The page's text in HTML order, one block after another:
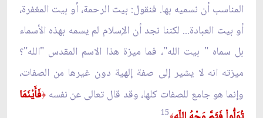
المناسب أن نسميه بها. فنقول: بيت الرحمة، أو بيت المغفرة،
أو بيت العبادة... لكننا نجد أن الإسلام لم يسمه بهذه الأسماء
بل سماه " بيت الله"، فما ميزة هذا الاسم المقدس "الله"؟
ميزته انه لا يشير إلى صفة إلهية دون غيرها من الصفات،
وإنما هو جامع للصفات كلها، وقد قال تعالى عن نفسه﴿فَأَيْنَمَا
﴾15